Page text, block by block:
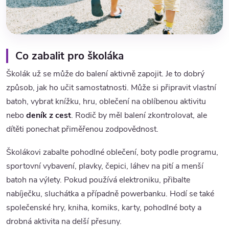
Co zabalit pro školáka
Školák už se může do balení aktivně zapojit. Je to dobrý
způsob, jak ho učit samostatnosti. Může si připravit vlastní
batoh, vybrat knížku, hru, oblečení na oblíbenou aktivitu
nebo deník z cest. Rodič by měl balení zkontrolovat, ale
dítěti ponechat přiměřenou zodpovědnost.
Školákovi zabalte pohodlné oblečení, boty podle programu,
sportovní vybavení, plavky, čepici, láhev na pití a menší
batoh na výlety. Pokud používá elektroniku, přibalte
nabíječku, sluchátka a případně powerbanku. Hodí se také
společenské hry, kniha, komiks, karty, pohodlné boty a
drobná aktivita na delší přesuny.